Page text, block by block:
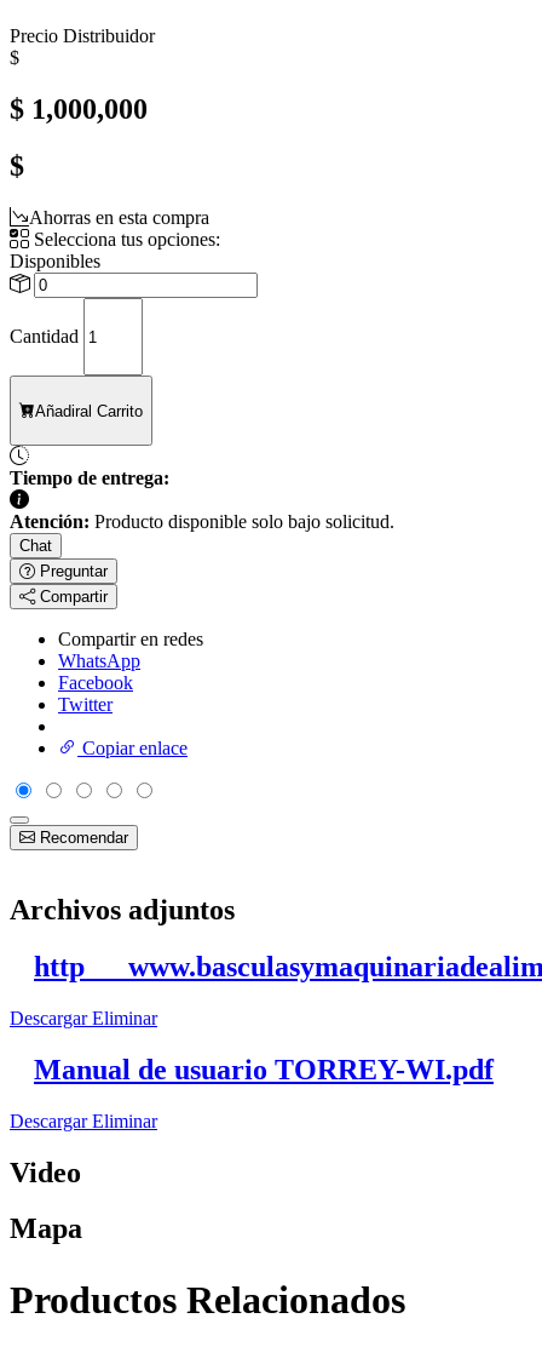
Precio Distribuidor
$
$ 1,000,000
$
Ahorras en esta compra
Selecciona tus opciones:
Disponibles
Cantidad
Añadiral Carrito
Tiempo de entrega:
Atención: Producto disponible solo bajo solicitud.
Chat
Preguntar
Compartir
Compartir en redes
WhatsApp
Facebook
Twitter
Copiar enlace
Recomendar
Archivos adjuntos
DescargarEliminar
Manual de usuario TORREY-WI.pdf
DescargarEliminar
Video
Mapa
Productos Relacionados